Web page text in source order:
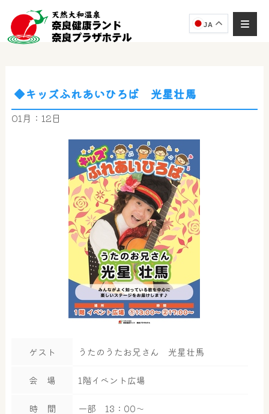
JA
◆キッズふれあいひろば 光星壮馬
01月：12日
ゲスト うたのうたお兄さん 光星壮馬
会 場 1階イベント広場
時 間
一部 13：00～
奈良健康ランド AIコンシェルジュです。
ご質問をお伺いします。